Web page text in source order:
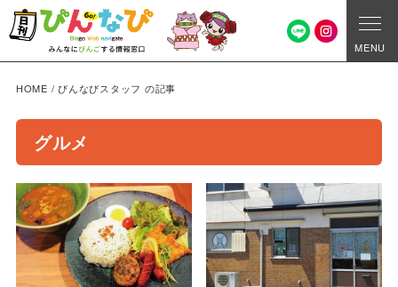
MENU
HOME /びんなびスタッフ の記事
グルメ